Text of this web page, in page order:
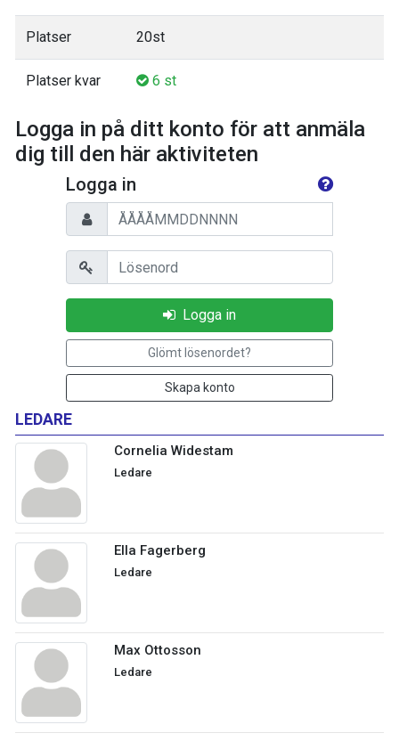
LEDARE
Cornelia Widestam
Ledare
Ella Fagerberg
Ledare
Max Ottosson
Ledare
Platser 20st
Platser kvar 6 st
Logga in på ditt konto för att anmäla
dig till den här aktiviteten
Logga in
Personnummer
Lösenord
Logga in
Glömt lösenordet?
Skapa konto